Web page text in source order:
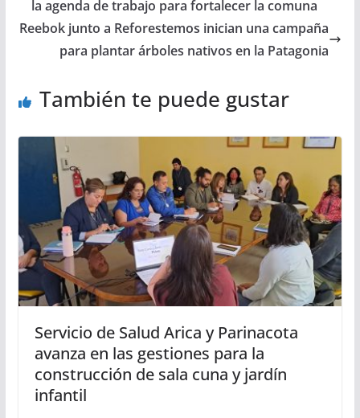
la agenda de trabajo para fortalecer la comuna
Reebok junto a Reforestemos inician una campaña
para plantar árboles nativos en la Patagonia
También te puede gustar
Servicio de Salud Arica y Parinacota
avanza en las gestiones para la
construcción de sala cuna y jardín
infantil